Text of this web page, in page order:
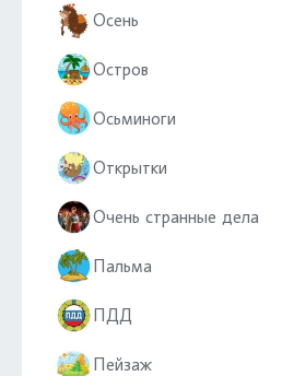
Осень
Остров
Осьминоги
Открытки
Очень странные дела
Пальма
ПДД
Пейзаж